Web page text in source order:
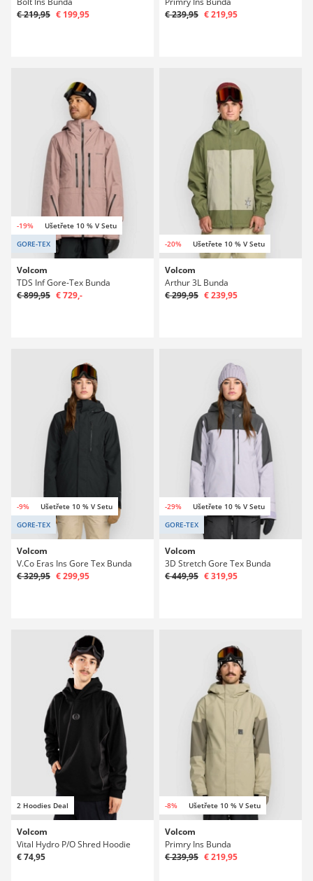
€ 219,95 € 199,95
€ 239,95 € 219,95
-19%
Ušetřete 10 % V Setu
GORE-TEX
Volcom
TDS Inf Gore-Tex Bunda
€ 899,95 € 729,-
-20% Ušetřete 10 % V Setu
Volcom
Arthur 3L Bunda
€ 299,95 € 239,95
-9%
Ušetřete 10 % V Setu
GORE-TEX
Volcom
V.Co Eras Ins Gore Tex Bunda
€ 329,95 € 299,95
-29%
Ušetřete 10 % V Setu
GORE-TEX
Volcom
3D Stretch Gore Tex Bunda
€ 449,95 € 319,95
2 Hoodies Deal
Volcom
Vital Hydro P/O Shred Hoodie
€ 74,95
-8% Ušetřete 10 % V Setu
Volcom
Primry Ins Bunda
€ 239,95 € 219,95